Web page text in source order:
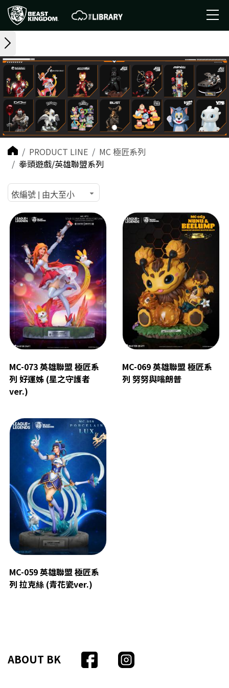
PRODUCT LINE
MC 極匠系列
拳頭遊戲/英雄聯盟系列
依編號 | 由大至小
MC-073 英雄聯盟 極匠系
列 好運姊 (星之守護者
ver.)
MC-069 英雄聯盟 極匠系
列 努努與嗡朗普
MC-059 英雄聯盟 極匠系
列 拉克絲 (青花瓷ver.)
ABOUT BK